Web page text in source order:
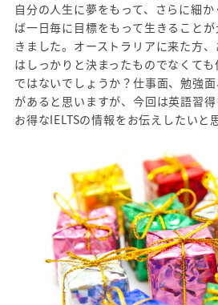
自分の人生に夢をもって、さらに細
ば一日毎に目標をもって生きること
きました。オーストラリアに来た方
はしっかりと決まったものでなくて
ではないでしょうか？仕事面、勉強
があると思いますが、今回は英語習
お得なIELTSの情報をお伝えしたいと